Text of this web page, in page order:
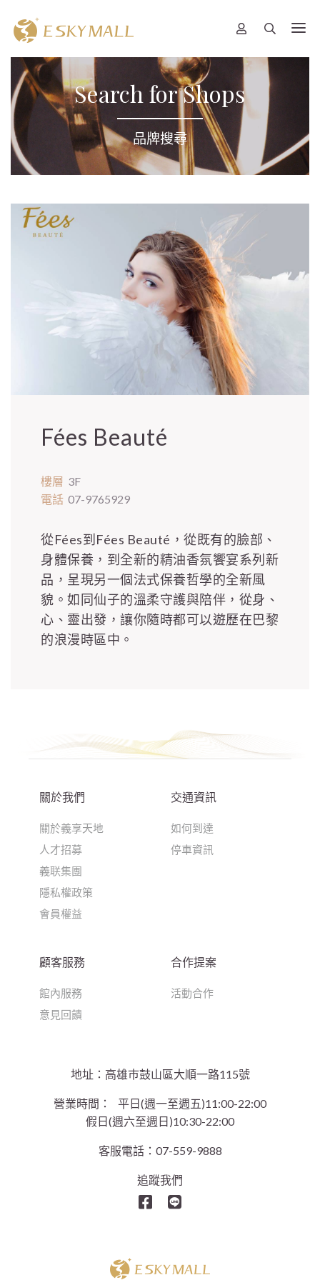
Search for Shops
品牌搜尋
Fées Beauté
樓層 3F
電話 07-9765929
從Fées到Fées Beauté，從既有的臉部、
身體保養，到全新的精油香氛饗宴系列新
品，呈現另一個法式保養哲學的全新風
貌。如同仙子的溫柔守護與陪伴，從身、
心、靈出發，讓你隨時都可以遊歷在巴黎
的浪漫時區中。
地址：高雄巿鼓山區大順一路115號
營業時間：
平日(週一至週五)11:00-22:00
假日(週六至週日)10:30-22:00
客服電話：07-559-9888
追蹤我們
關於我們
關於義享天地
人才招募
義联集團
隱私權政策
會員權益
交通資訊
如何到達
停車資訊
顧客服務
館內服務
意見回饋
合作提案
活動合作